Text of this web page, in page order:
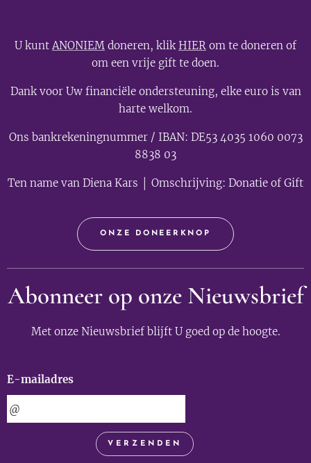
U kuntANONIEM doneren, klikHIER om te doneren of
om een vrije gift te doen.
Dank voor Uw financiële ondersteuning, elke euro is van
harte welkom.
Ons bankrekeningnummer / IBAN: DE53 4035 1060 0073
8838 03
Ten name van Diena Kars │ Omschrijving: Donatie of Gift
ONZE DONEERKNOP
Abonneer op onze Nieuwsbrief
Met onze Nieuwsbrief blijft U goed op de hoogte.
E-mailadres
VERZENDEN